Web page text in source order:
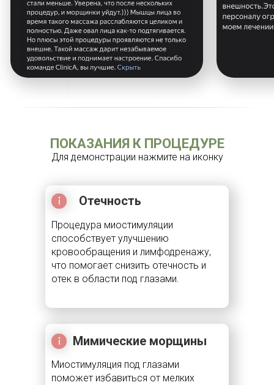
ПОКАЗАНИЯ К ПРОЦЕДУРЕ
Мимические морщины
Отечность
Для демонстрации нажмите на иконку
Миостимуляция под глазами
поможет избавиться от мелких
Процедура миостимуляции
способствует улучшению
кровообращения и лимфодренажу,
что помогает снизить отечность и
отек в области под глазами.